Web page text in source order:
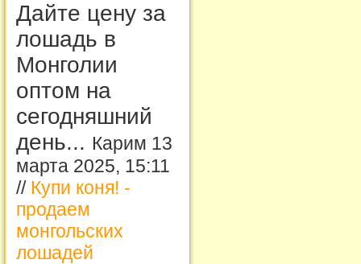
Дайте цену за
лошадь в
Монголии
оптом на
сегодняшний
день... Карим 13
марта 2025, 15:11
// Купи коня! -
продаем
монгольских
лошадей